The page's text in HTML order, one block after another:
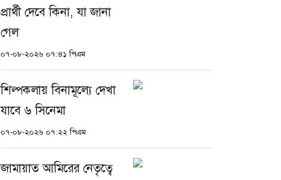
প্রার্থী দেবে কিনা, যা জানা
গেল
০৭-০৮-২০২৬ ০৭:৪১ পিএম
শিল্পকলায় বিনামূল্যে দেখা
যাবে ৬ সিনেমা
০৭-০৮-২০২৬ ০৭:২২ পিএম
জামায়াত আমিরের নেতৃত্বে